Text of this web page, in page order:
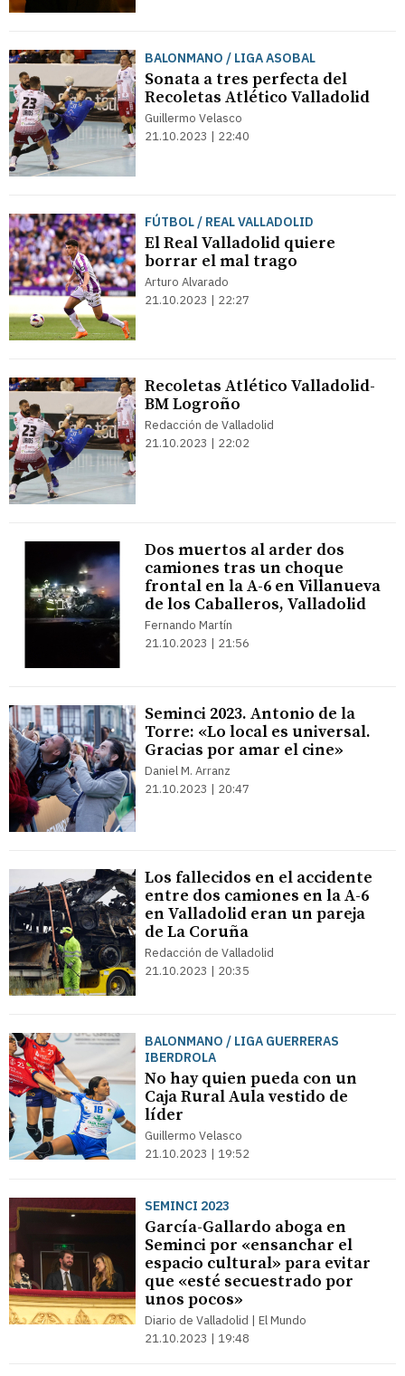
BALONMANO / LIGA ASOBAL
Sonata a tres perfecta del
Recoletas Atlético Valladolid
Guillermo Velasco
21.10.2023 | 22:40
FÚTBOL / REAL VALLADOLID
El Real Valladolid quiere
borrar el mal trago
Arturo Alvarado
21.10.2023 | 22:27
Recoletas Atlético Valladolid-
BM Logroño
Redacción de Valladolid
21.10.2023 | 22:02
Dos muertos al arder dos
camiones tras un choque
frontal en la A-6 en Villanueva
de los Caballeros, Valladolid
Fernando Martín
21.10.2023 | 21:56
Seminci 2023. Antonio de la
Torre: «Lo local es universal.
Gracias por amar el cine»
Daniel M. Arranz
21.10.2023 | 20:47
Los fallecidos en el accidente
entre dos camiones en la A-6
en Valladolid eran un pareja
de La Coruña
Redacción de Valladolid
21.10.2023 | 20:35
BALONMANO / LIGA GUERRERAS
IBERDROLA
No hay quien pueda con un
Caja Rural Aula vestido de
líder
Guillermo Velasco
21.10.2023 | 19:52
SEMINCI 2023
García-Gallardo aboga en
Seminci por «ensanchar el
espacio cultural» para evitar
que «esté secuestrado por
unos pocos»
Diario de Valladolid | El Mundo
21.10.2023 | 19:48